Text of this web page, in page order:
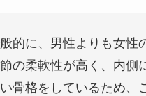
的に、男性よりも女性
の柔軟性が高く、内側
骨格をしているため、